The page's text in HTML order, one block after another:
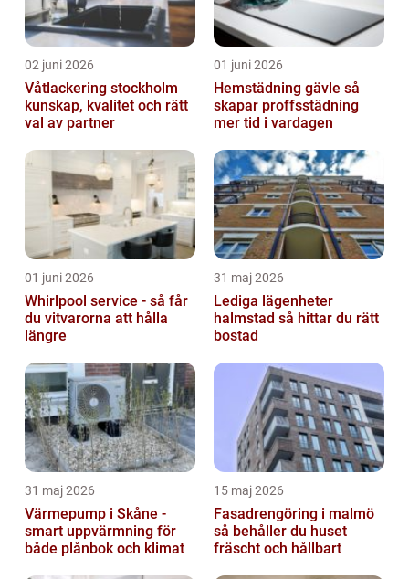
02 juni 2026
Våtlackering stockholm
kunskap, kvalitet och rätt
val av partner
01 juni 2026
Hemstädning gävle så
skapar proffsstädning
mer tid i vardagen
01 juni 2026
Whirlpool service - så får
du vitvarorna att hålla
längre
31 maj 2026
Lediga lägenheter
halmstad så hittar du rätt
bostad
31 maj 2026
Värmepump i Skåne -
smart uppvärmning för
både plånbok och klimat
15 maj 2026
Fasadrengöring i malmö
så behåller du huset
fräscht och hållbart